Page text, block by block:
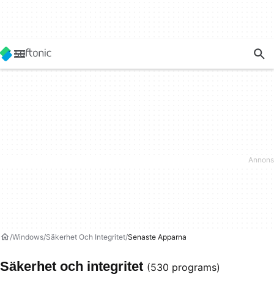
Windows Säkerhet Och Integritet Senaste Apparna
Säkerhet och integritet (530 programs)